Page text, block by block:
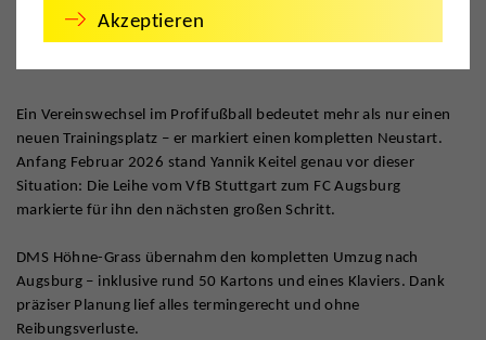
Ein Vereinswechsel im Profifußball bedeutet mehr als nur einen
neuen Trainingsplatz – er markiert einen kompletten Neustart.
Anfang Februar 2026 stand Yannik Keitel genau vor dieser
Situation: Die Leihe vom VfB Stuttgart zum FC Augsburg
markierte für ihn den nächsten großen Schritt.
DMS Höhne-Grass übernahm den kompletten Umzug nach
Augsburg – inklusive rund 50 Kartons und eines Klaviers. Dank
präziser Planung lief alles termingerecht und ohne
Reibungsverluste.
Akzeptieren